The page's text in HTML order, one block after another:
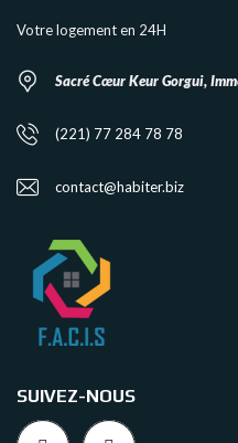
Votre logement en 24H
Sacré Cœur Keur Gorgui,
(221) 77 284 78 78
contact@habiter.biz
SUIVEZ-NOUS